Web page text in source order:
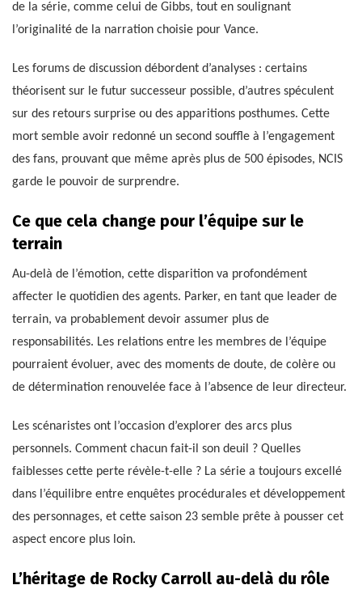
de la série, comme celui de Gibbs, tout en soulignant
l’originalité de la narration choisie pour Vance.
Les forums de discussion débordent d’analyses : certains
théorisent sur le futur successeur possible, d’autres spéculent
sur des retours surprise ou des apparitions posthumes. Cette
mort semble avoir redonné un second souffle à l’engagement
des fans, prouvant que même après plus de 500 épisodes, NCIS
garde le pouvoir de surprendre.
Ce que cela change pour l’équipe sur le
terrain
Au-delà de l’émotion, cette disparition va profondément
affecter le quotidien des agents. Parker, en tant que leader de
terrain, va probablement devoir assumer plus de
responsabilités. Les relations entre les membres de l’équipe
pourraient évoluer, avec des moments de doute, de colère ou
de détermination renouvelée face à l’absence de leur directeur.
Les scénaristes ont l’occasion d’explorer des arcs plus
personnels. Comment chacun fait-il son deuil ? Quelles
faiblesses cette perte révèle-t-elle ? La série a toujours excellé
dans l’équilibre entre enquêtes procédurales et développement
des personnages, et cette saison 23 semble prête à pousser cet
aspect encore plus loin.
L’héritage de Rocky Carroll au-delà du rôle